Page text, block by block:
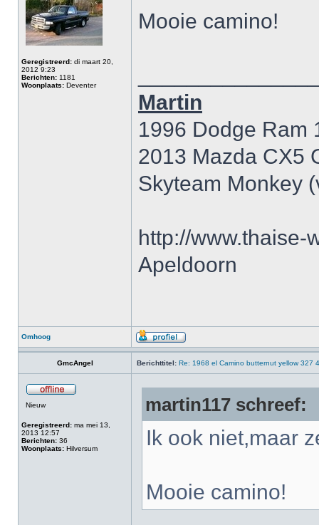
Geregistreerd: di maart 20,
2012 9:23
Berichten: 1181
Woonplaats: Deventer
Mooie camino!
Martin
1996 Dodge Ram
2013 Mazda CX5
Skyteam Monkey
http://www.thaise-
Apeldoorn
Omhoog
GmcAngel Berichttitel: Re: 1968 el Camino butternut yellow 327
Nieuw
Geregistreerd: ma mei 13,
2013 12:57
Berichten: 36
Woonplaats: Hilversum
martin117 schreef:
Ik ook niet,maar
Mooie camino!